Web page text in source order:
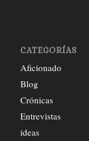
CATEGORÍAS
Aficionado
Blog
Crónicas
Entrevistas
ideas